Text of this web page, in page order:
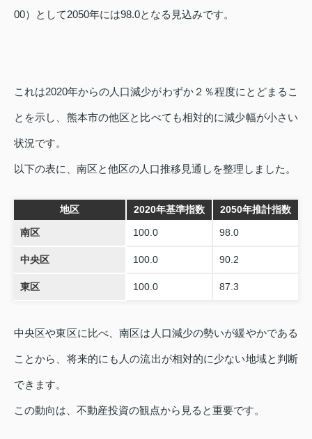
00）として2050年には98.0となる見込みです。
これは2020年からの人口減少がわずか２％程度にとどまるこ
とを示し、熊本市の他区と比べても相対的に減少幅が小さい
状況です。
以下の表に、南区と他区の人口推移見通しを整理しました。
地区 2020年基準指数 2050年推計指数
南区 100.0 98.0
中央区 100.0 90.2
東区 100.0 87.3
中央区や東区に比べ、南区は人口減少の勢いが緩やかである
ことから、将来的にも人の流出が相対的に少ない地域と判断
できます。
この動向は、不動産投資の観点から見ると重要です。